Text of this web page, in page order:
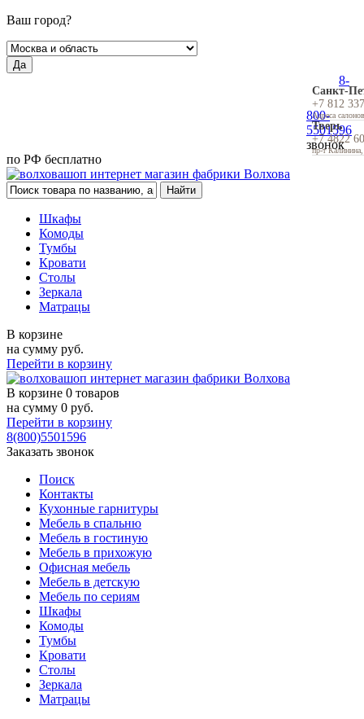
Ваш город?
Да
Санкт-
+7 812
Адреса
Тверь
+7 4822
пр-т
8-
800-
5501596
звонок
по РФ бесплатно
Шкафы
Комоды
Тумбы
Кровати
Столы
Зеркала
Матрацы
В корзине
на сумму руб.
Перейти в корзину
В корзине 0 товаров
на сумму 0 руб.
Перейти в корзину
8(800)5501596
Заказать звонок
Поиск
Контакты
Кухонные гарнитуры
Мебель в спальню
Мебель в гостиную
Мебель в прихожую
Офисная мебель
Мебель в детскую
Мебель по сериям
Шкафы
Комоды
Тумбы
Кровати
Столы
Зеркала
Матрацы